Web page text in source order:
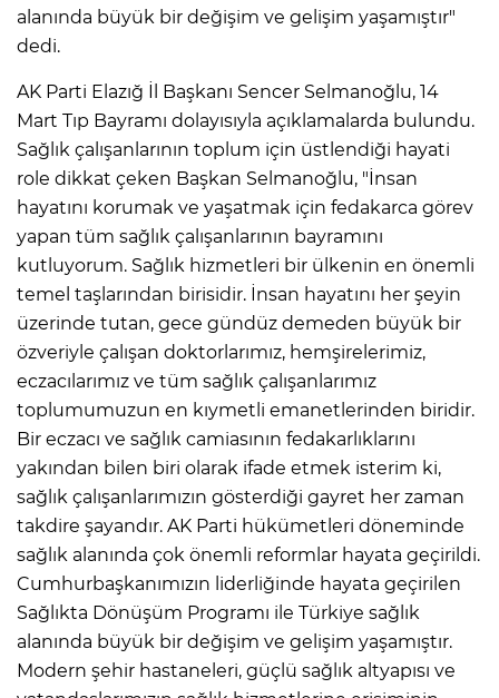
alanında büyük bir değişim ve gelişim yaşamıştır"
dedi.
AK Parti Elazığ İl Başkanı Sencer Selmanoğlu, 14
Mart Tıp Bayramı dolayısıyla açıklamalarda bulundu.
Sağlık çalışanlarının toplum için üstlendiği hayati
role dikkat çeken Başkan Selmanoğlu, "İnsan
hayatını korumak ve yaşatmak için fedakarca görev
yapan tüm sağlık çalışanlarının bayramını
kutluyorum. Sağlık hizmetleri bir ülkenin en önemli
temel taşlarından birisidir. İnsan hayatını her şeyin
üzerinde tutan, gece gündüz demeden büyük bir
özveriyle çalışan doktorlarımız, hemşirelerimiz,
eczacılarımız ve tüm sağlık çalışanlarımız
toplumumuzun en kıymetli emanetlerinden biridir.
Bir eczacı ve sağlık camiasının fedakarlıklarını
yakından bilen biri olarak ifade etmek isterim ki,
sağlık çalışanlarımızın gösterdiği gayret her zaman
takdire şayandır. AK Parti hükümetleri döneminde
sağlık alanında çok önemli reformlar hayata geçirildi.
Cumhurbaşkanımızın liderliğinde hayata geçirilen
Sağlıkta Dönüşüm Programı ile Türkiye sağlık
alanında büyük bir değişim ve gelişim yaşamıştır.
Modern şehir hastaneleri, güçlü sağlık altyapısı ve